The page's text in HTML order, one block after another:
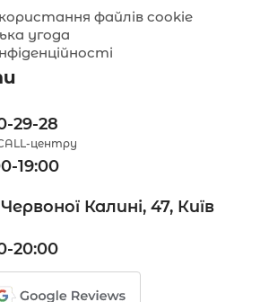
файлів cookie
угода
29-28
центру
19:00
Калині, 47, Київ
20:00